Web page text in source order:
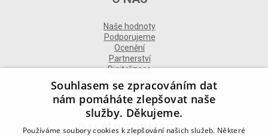
Naše hodnoty
Podporujeme
Ocenění
Partnerství
Digitalizace
DALŠÍ INFORMACE
Souhlasem se zpracováním dat
nám pomáháte zlepšovat naše
služby. Děkujeme.
Používáme soubory cookies k zlepšování našich služeb. Některé